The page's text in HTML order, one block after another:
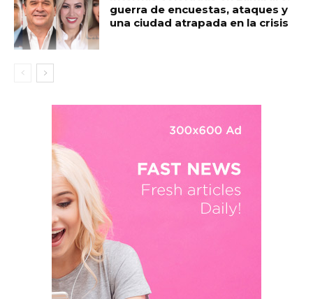
guerra de encuestas, ataques y
una ciudad atrapada en la crisis